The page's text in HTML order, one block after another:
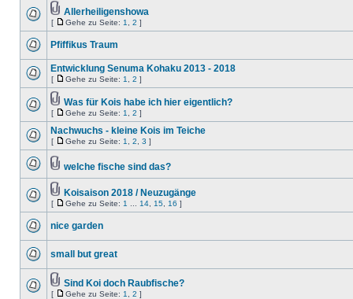
Allerheiligenshowa
[ Gehe zu Seite: 1 2 ]
Pfiffikus Traum
Entwicklung Senuma Kohaku 2013 - 2018
[ Gehe zu Seite: 1 2 ]
Was für Kois habe ich hier eigentlich?
[ Gehe zu Seite: 1 2 ]
Nachwuchs - kleine Kois im Teiche
[ Gehe zu Seite: 1 2 3 ]
welche fische sind das?
Koisaison 2018 / Neuzugänge
[ Gehe zu Seite: 1 14 15 16 ]
nice garden
small but great
Sind Koi doch Raubfische?
[ Gehe zu Seite: 1 2 ]